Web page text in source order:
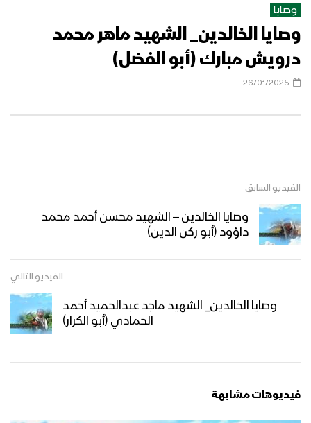
وصايا
وصايا الخالدين_ الشهيد ماهر محمد
درويش مبارك (أبو الفضل)
26/01/2025
الفيديو السابق
وصايا الخالدين – الشهيد محسن أحمد محمد
داؤود (أبو ركن الدين)
الفيديو التالي
وصايا الخالدين_ الشهيد ماجد عبدالحميد أحمد
الحمادي (أبو الكرار)
فيديوهات مشابهة